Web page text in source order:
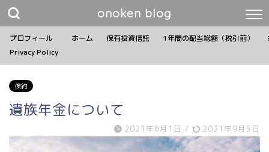
onoken blog
プロフィール
Privacy Policy
ホーム 保有投資信託 1年間の配当総額（税引前）
倹約
遺族年金について
2021年6月1日 / 2021年9月5日